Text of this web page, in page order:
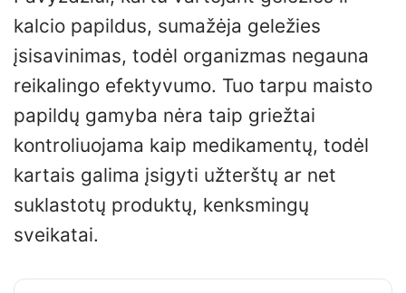
kalcio papildus, sumažėja geležies
įsisavinimas, todėl organizmas negauna
reikalingo efektyvumo. Tuo tarpu maisto
papildų gamyba nėra taip griežtai
kontroliuojama kaip medikamentų, todėl
kartais galima įsigyti užterštų ar net
suklastotų produktų, kenksmingų
sveikatai.